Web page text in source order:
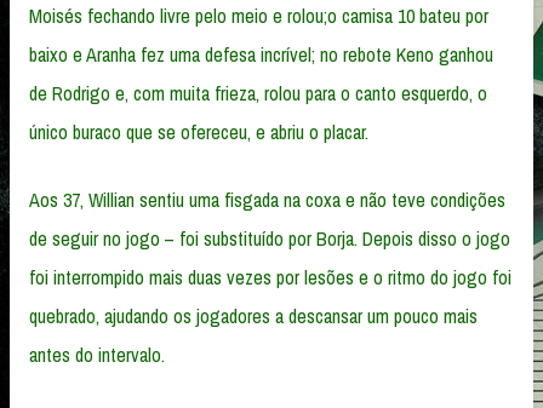
Moisés fechando livre pelo meio e rolou;o camisa 10 bateu por
baixo e Aranha fez uma defesa incrível; no rebote Keno ganhou
de Rodrigo e, com muita frieza, rolou para o canto esquerdo, o
único buraco que se ofereceu, e abriu o placar.
Aos 37, Willian sentiu uma fisgada na coxa e não teve condições
de seguir no jogo – foi substituído por Borja. Depois disso o jogo
foi interrompido mais duas vezes por lesões e o ritmo do jogo foi
quebrado, ajudando os jogadores a descansar um pouco mais
antes do intervalo.